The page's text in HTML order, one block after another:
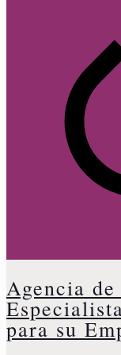
Agencia
para su